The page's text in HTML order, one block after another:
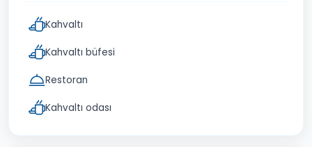
Kahvaltı
Kahvaltı büfesi
Restoran
Kahvaltı odası